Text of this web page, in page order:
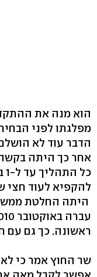
הוא מנה את
אחר כך היתה
להקפיא לעוד חצי
היתה החלטת
ראשונה. כך גם עם
שר החוץ אמר כי לא